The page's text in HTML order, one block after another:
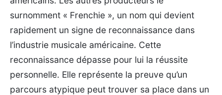
surnomment « Frenchie », un nom qui devient
rapidement un signe de reconnaissance dans
l’industrie musicale américaine. Cette
reconnaissance dépasse pour lui la réussite
personnelle. Elle représente la preuve qu’un
parcours atypique peut trouver sa place dans un